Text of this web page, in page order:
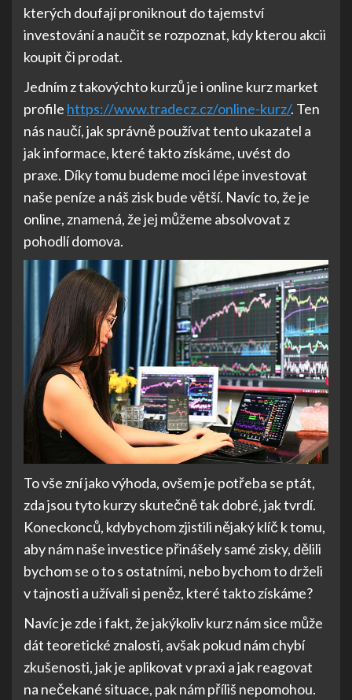
kterých doufají proniknout do tajemství
investování a naučit se rozpoznat, kdy kterou akcii
koupit či prodat.
Jedním z takovýchto kurzů je i online kurz market
profile https://www.tradecz.cz/online-kurz/. Ten
nás naučí, jak správně používat tento ukazatel a
jak informace, které takto získáme, uvést do
praxe. Díky tomu budeme moci lépe investovat
naše peníze a náš zisk bude větší. Navíc to, že je
online, znamená, že jej můžeme absolvovat z
pohodlí domova.
To vše zní jako výhoda, ovšem je potřeba se ptát,
zda jsou tyto kurzy skutečně tak dobré, jak tvrdí.
Koneckonců, kdybychom zjistili nějaký klíč k tomu,
aby nám naše investice přinášely samé zisky, dělili
bychom se o to s ostatními, nebo bychom to drželi
v tajnosti a užívali si peněz, které takto získáme?
Navíc je zde i fakt, že jakýkoliv kurz nám sice může
dát teoretické znalosti, avšak pokud nám chybí
zkušenosti, jak je aplikovat v praxi a jak reagovat
na nečekané situace, pak nám příliš nepomohou.